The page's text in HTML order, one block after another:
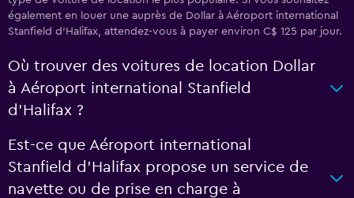
également en louer une auprès de Dollar à Aéroport international
Stanfield d'Halifax, attendez-vous à payer environ C$ 125 par jour.
Où trouver des voitures de location Dollar
à Aéroport international Stanfield
d'Halifax ?
Est-ce que Aéroport international
Stanfield d'Halifax propose un service de
navette ou de prise en charge à